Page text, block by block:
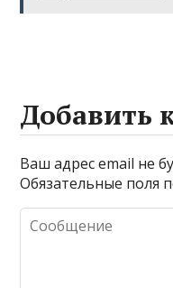
Добавить
Ваш адрес email не
Обязательные поля